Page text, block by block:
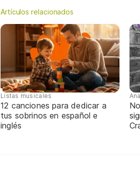
Artículos relacionados
Listas musicales
12 canciones para dedicar a
tus sobrinos en español e
inglés